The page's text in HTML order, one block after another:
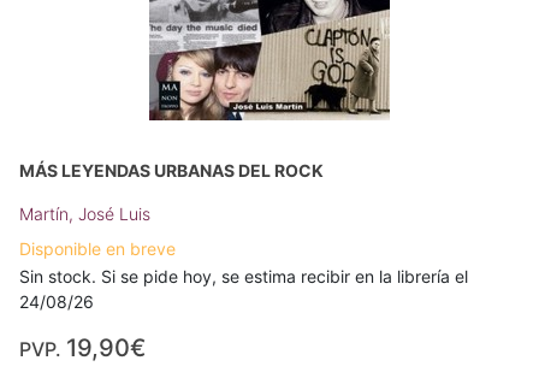
MÁS LEYENDAS URBANAS DEL ROCK
Martín, José Luis
Disponible en breve
Sin stock. Si se pide hoy, se estima recibir en la librería el
24/08/26
PVP. 19,90€